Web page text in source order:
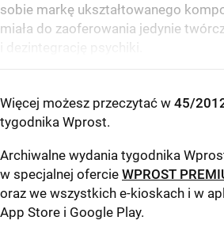
sobie markę ukształtowanego
miała do zaoferowania jedynie
i dezintegrację psychiki.
Więcej możesz przeczytać w 45/
tygodnika Wprost.
Archiwalne wydania tygodnika
w specjalnej ofercie WPROST
oraz we wszystkich e-kioskach i w
App Store i Google Play.